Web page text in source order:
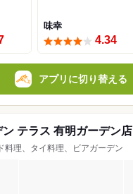
味幸
4.34
アプリに切り替える
テラス 有明ガーデン店
料理、タイ料理、ビアガーデン